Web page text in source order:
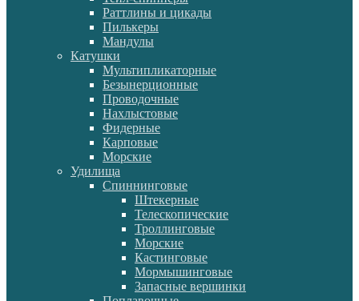
Раттлины и цикады
Пилькеры
Мандулы
Катушки
Мультипликаторные
Безынерционные
Проводочные
Нахлыстовые
Фидерные
Карповые
Морские
Удилища
Спиннинговые
Штекерные
Телескопические
Троллинговые
Морские
Кастинговые
Мормышинговые
Запасные вершинки